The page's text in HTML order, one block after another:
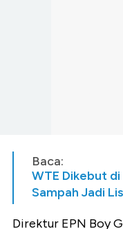
Baca:
WTE Dikebut di
Sampah Jadi
Direktur EPN Boy